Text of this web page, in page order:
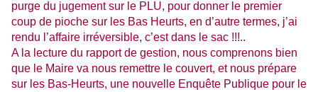
purge du jugement sur le PLU, pour donner le premier
coup de pioche sur les Bas Heurts, en d’autre termes, j’ai
rendu l’affaire irréversible, c’est dans le sac !!!..
A la lecture du rapport de gestion, nous comprenons bien
que le Maire va nous remettre le couvert, et nous prépare
sur les Bas-Heurts, une nouvelle Enquête Publique pour le